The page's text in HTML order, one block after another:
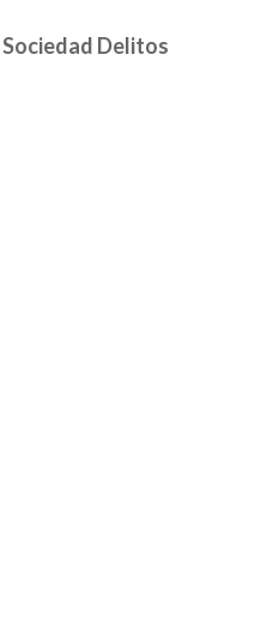
Sociedad Delitos